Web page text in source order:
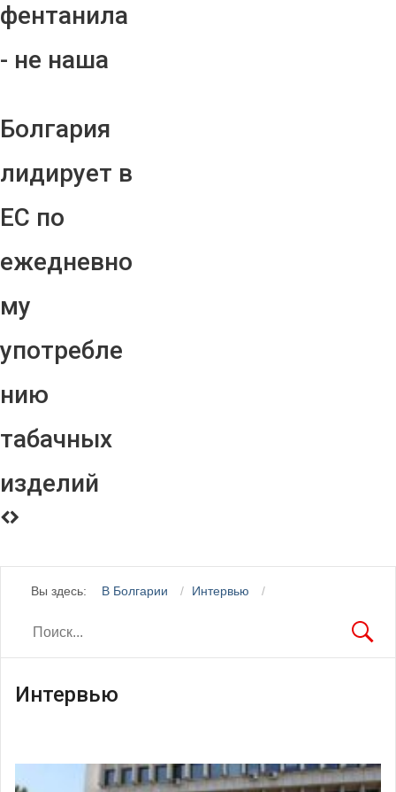
фентанила
- не наша
Болгария
лидирует в
ЕС по
ежедневно
му
употребле
нию
табачных
изделий
Вы здесь: В Болгарии Интервью
Интервью